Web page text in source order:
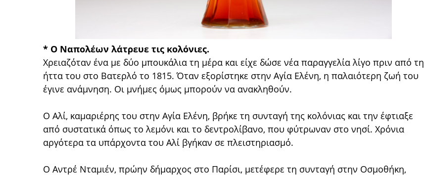
* Ο Ναπολέων λάτρευε τις κολόνιες.
Χρειαζόταν ένα με δύο μπουκάλια τη μέρα και είχε δώσε νέα παραγγελία λίγο πριν από τη
ήττα του στο Βατερλό το 1815. Όταν εξορίστηκε στην Αγία Ελένη, η παλαιότερη ζωή του
έγινε ανάμνηση. Οι μνήμες όμως μπορούν να ανακληθούν.
Ο Αλί, καμαριέρης του στην Αγία Ελένη, βρήκε τη συνταγή της κολόνιας και την έφτιαξε
από συστατικά όπως το λεμόνι και το δεντρολίβανο, που φύτρωναν στο νησί. Χρόνια
αργότερα τα υπάρχοντα του Αλί βγήκαν σε πλειστηριασμό.
Ο Αντρέ Νταμιέν, πρώην δήμαρχος στο Παρίσι, μετέφερε τη συνταγή στην Οσμοθήκη,